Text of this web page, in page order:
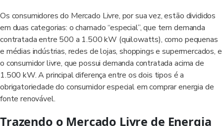
Os consumidores do Mercado Livre, por sua vez, estão divididos
em duas categorias: o chamado “especial”, que tem demanda
contratada entre 500 a 1.500 kW (quilowatts), como pequenas
e médias indústrias, redes de lojas, shoppings e supermercados, e
o consumidor livre, que possui demanda contratada acima de
1.500 kW. A principal diferença entre os dois tipos é a
obrigatoriedade do consumidor especial em comprar energia de
fonte renovável.
Trazendo o Mercado Livre de Energia